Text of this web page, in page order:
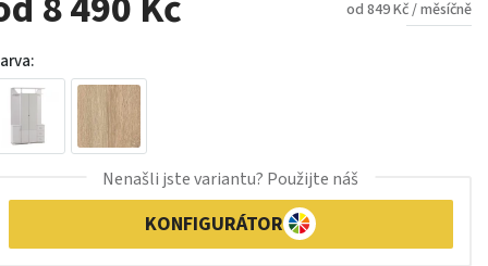
od 849 Kč / měsíčně
Nenašli jste variantu? Použijte náš
KONFIGURÁTOR